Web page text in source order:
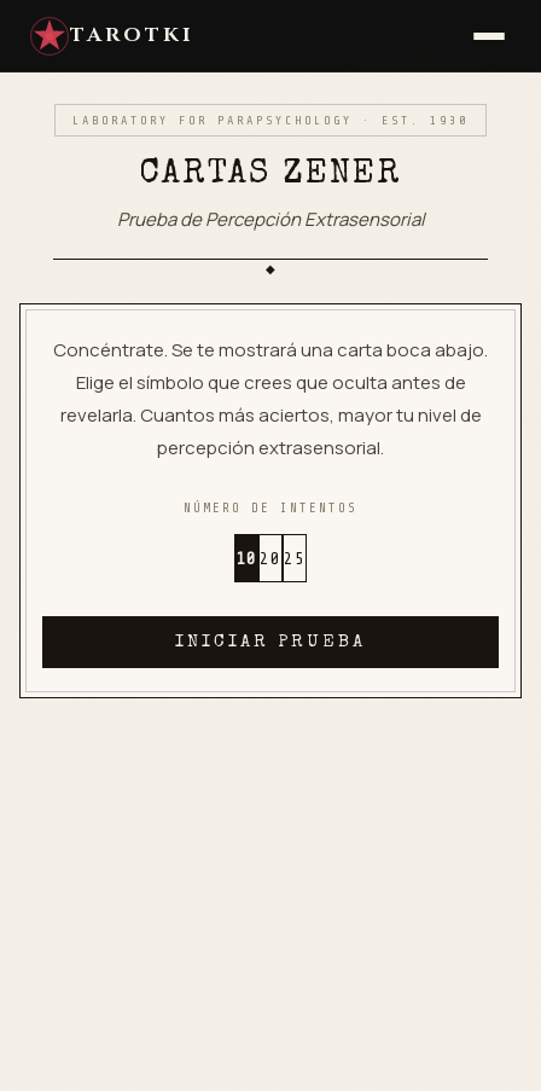
TAROTKI
LABORATORY FOR PARAPSYCHOLOGY · EST. 1930
CARTAS ZENER
Prueba de Percepción Extrasensorial
◆
Concéntrate. Se te mostrará una carta boca abajo.
Elige el símbolo que crees que oculta antes de
revelarla. Cuantos más aciertos, mayor tu nivel de
percepción extrasensorial.
NÚMERO DE INTENTOS
10 20 25
INICIAR PRUEBA